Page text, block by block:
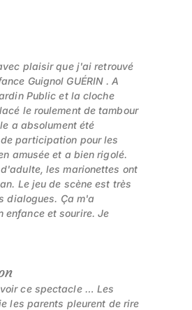
plaisir que j'ai retrouvé
Guignol GUÉRIN . A
Public et la cloche
le roulement de tambour
a absolument été
participation pour les
amusée et a bien rigolé.
les marionettes ont
Le jeu de scène est très
dialogues. Ça m'a
enfance et sourire. Je
voir ce spectacle … Les
les parents pleurent de rire